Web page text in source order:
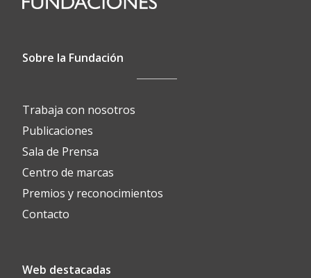
Sobre la Fundación
Trabaja con nosotros
Publicaciones
Sala de Prensa
Centro de marcas
Premios y reconocimientos
Contacto
Web destacadas